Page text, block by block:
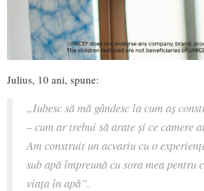
Julius, 10 ani, spune:
„Iubesc să mă gândesc la cum aș
– cum ar trebui să arate și ce camere
Am construit un acvariu cu o
sub apă împreună cu sora mea pentru
viața în apă”.